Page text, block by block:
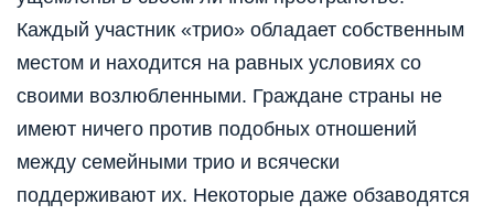
Каждый участник «трио» обладает собственным
местом и находится на равных условиях со
своими возлюбленными. Граждане страны не
имеют ничего против подобных отношений
между семейными трио и всячески
поддерживают их. Некоторые даже обзаводятся